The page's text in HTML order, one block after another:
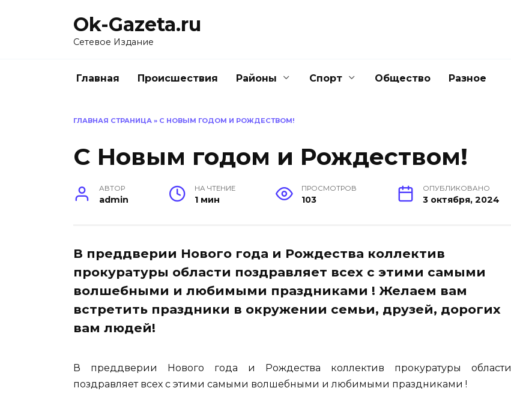
Ok-Gazeta.ru
Сетевое Издание
Главная Происшествия Районы Спорт Общество Разное
ГЛАВНАЯ СТРАНИЦА » С НОВЫМ ГОДОМ И РОЖДЕСТВОМ!
С Новым годом и Рождеством!
АВТОР
admin
НА ЧТЕНИЕ
1 мин
ПРОСМОТРОВ
103
ОПУБЛИКОВАНО
3 октября, 2024
В преддверии Нового года и Рождества коллектив
прокуратуры области поздравляет всех с этими самыми
волшебными и любимыми праздниками ! Желаем вам
встретить праздники в окружении семьи, друзей, дорогих
вам людей!
В преддверии Нового года и Рождества коллектив прокуратуры области
поздравляет всех с этими самыми волшебными и любимыми праздниками !